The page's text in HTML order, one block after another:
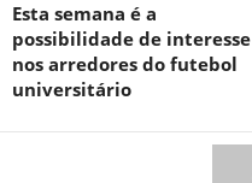
Esta semana é a
possibilidade de interesse
nos arredores do futebol
universitário